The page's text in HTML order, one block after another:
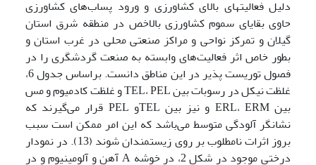
دلیل فعالیت­های بالای کشاورزی و ورود پساب‌های کشاورزی
حاوی بقایای سموم کشاورزی بالاخص در منطقه شرق استان
گیلان و تمرکز نواحی و مراکز صنعتی محلی در غرب استان و
بطور خاص اثر فعالیت‌های وابسته به صنعت گردشگری را در
فصول توریست پذیر در این مناطق دانست. براساس جدول 6،
غلظت نیکل در رسوبات بین TEL، PEL و غلظت کادمیوم و مس
بین ERL، ERM و نیز بین TELو PEL قرار می‌گیرند که
نشانگر آلودگی متوسط می‌باشد که این امر ممکن است سبب
بروز اثرات نامطلوب بر روی زیستمندان شوند (13). در نمودار
درختی موجود در شکل 2، در خوشه A آهن و آلومینیوم و در